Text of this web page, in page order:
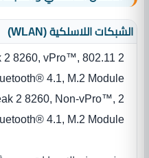
الشبكات اللاسلكية (WLAN)
2 8260, vPro™, 802.11
4.1, M.2 Module
2 8260, Non-vPro™,
4.1, M.2 Module